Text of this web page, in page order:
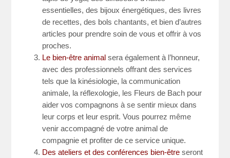
essentielles, des bijoux énergétiques, des livres
de recettes, des bols chantants, et bien d’autres
articles pour prendre soin de vous et offrir à vos
proches.
Le bien-être animal sera également à l’honneur,
avec des professionnels offrant des services
tels que la kinésiologie, la communication
animale, la réflexologie, les Fleurs de Bach pour
aider vos compagnons à se sentir mieux dans
leur corps et leur esprit. Vous pourrez même
venir accompagné de votre animal de
compagnie et profiter de ce service unique.
Des ateliers et des conférences bien-être seront